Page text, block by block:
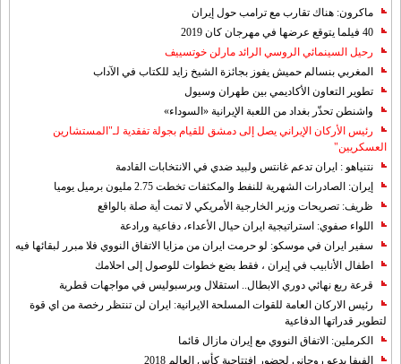
ماكرون: هناك تقارب مع ترامب حول إيران
40 فيلما يتوقع عرضها في مهرجان كان 2019
رحيل السينمائي الروسي الرائد مارلن خوتسييف
المغربي بنسالم حميش يفوز بجائزة الشيخ زايد للكتاب في الآداب
تطوير التعاون الأكاديمي بين طهران وسيول
واشنطن تحذّر بغداد من اللعبة الإيرانية «السوداء»
رئيس الأركان الإيراني يصل إلى دمشق للقيام بجولة تفقدية لـ"المستشارين
العسكريين"
نتنياهو : ايران تدعم غانتس ولبيد ضدي في الانتخابات القادمة
إيران: الصادرات الشهریة للنفط والمكثفات تخطت 2.75 مليون برميل يوميا
ظريف: تصريحات وزير الخارجية الأمريكي لا تمت أية صلة بالواقع
اللواء صفوي: استراتيجية ايران حيال الأعداء، دفاعية ورادعة
سفير ايران في موسكو: لو حرمت ايران من مزايا الاتفاق النووي فلا مبرر لبقائها فيه
اطفال الأنابيب في إيران ، فقط بضع خطوات للوصول إلى احلامك
قرعة ربع نهائي دوري الابطال.. استقلال وبرسبوليس في مواجهات قطرية
رئيس الاركان العامة للقوات المسلحة الايرانية: ايران لن تنتظر رخصة من اي قوة
لتطوير قدراتها الدفاعية
الكرملين: الاتفاق النووي مع إيران مازال قائما
الفيفا يدعو روحاني لحضور افتتاحية كأس العالم 2018